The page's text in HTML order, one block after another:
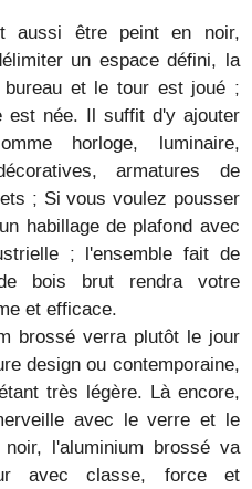
aussi être peint en noir,
un espace défini, la
et le tour est joué ;
est née. Il suffit d'y ajouter
horloge, luminaire,
armatures de
; Si vous voulez pousser
habillage de plafond avec
; l'ensemble fait de
bois brut rendra votre
et efficace.
brossé verra plutôt le jour
design ou contemporaine,
très légère. Là encore,
avec le verre et le
l'aluminium brossé va
avec classe, force et